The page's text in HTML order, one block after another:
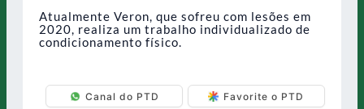
Atualmente Veron, que sofreu com lesões em
2020, realiza um trabalho individualizado de
condicionamento físico.
Canal do PTD Favorite o PTD